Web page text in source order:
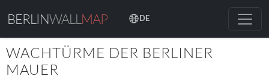
BERLINWALL MAP DE
WACHTÜRME DER BERLINER
MAUER